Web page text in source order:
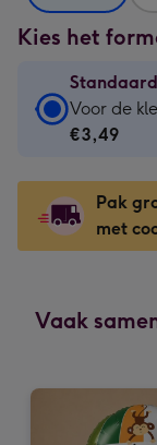
Kies het
Standaard
kaart
€3,49
-
Voor
gelukwens
120
Voor de
€3,49
Pak
met
Vaak